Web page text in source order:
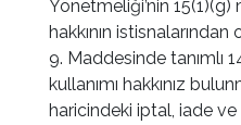
Yönetmeliği’nin
hakkının
9. Maddesinde tanımlı
kullanımı hakkınız
haricindeki iptal, iade